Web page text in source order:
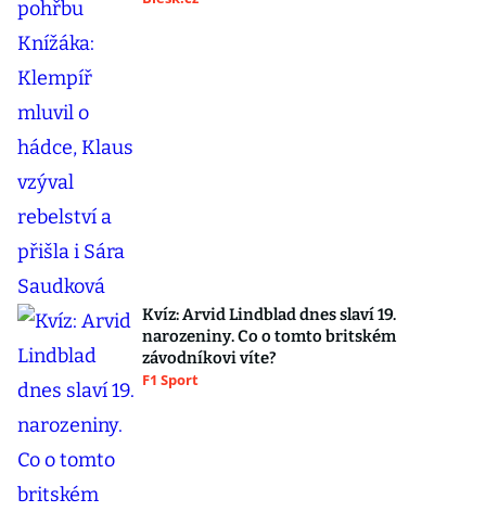
Kvíz: Arvid Lindblad dnes slaví 19.
narozeniny. Co o tomto britském
závodníkovi víte?
F1 Sport